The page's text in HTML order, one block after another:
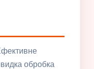
обробка